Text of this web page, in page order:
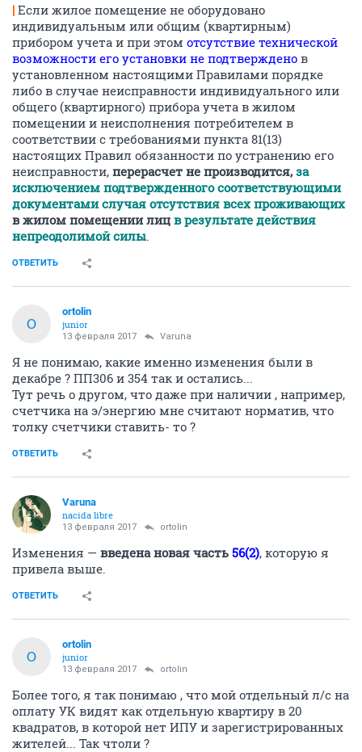
| Если жилое помещение не оборудовано
индивидуальным или общим (квартирным)
прибором учета и при этом отсутствие технической
возможности его установки не подтверждено в
установленном настоящими Правилами порядке
либо в случае неисправности индивидуального или
общего (квартирного) прибора учета в жилом
помещении и неисполнения потребителем в
соответствии с требованиями пункта 81(13)
настоящих Правил обязанности по устранению его
неисправности, перерасчет не производится, за
исключением подтвержденного соответствующими
документами случая отсутствия всех проживающих
в жилом помещении лиц в результате действия
непреодолимой силы.
ОТВЕТИТЬ
O
ortolin
junior
13 февраля 2017 Varuna
Я не понимаю, какие именно изменения были в
декабре ? ПП306 и 354 так и остались...
Тут речь о другом, что даже при наличии , например,
счетчика на э/энергию мне считают норматив, что
толку счетчики ставить- то ?
ОТВЕТИТЬ
Varuna
nacida libre
13 февраля 2017 ortolin
Изменения — введена новая часть 56(2), которую я
привела выше.
ОТВЕТИТЬ
O
ortolin
junior
13 февраля 2017 ortolin
Более того, я так понимаю , что мой отдельный л/с на
оплату УК видят как отдельную квартиру в 20
квадратов, в которой нет ИПУ и зарегистрированных
жителей... Так чтоли ?